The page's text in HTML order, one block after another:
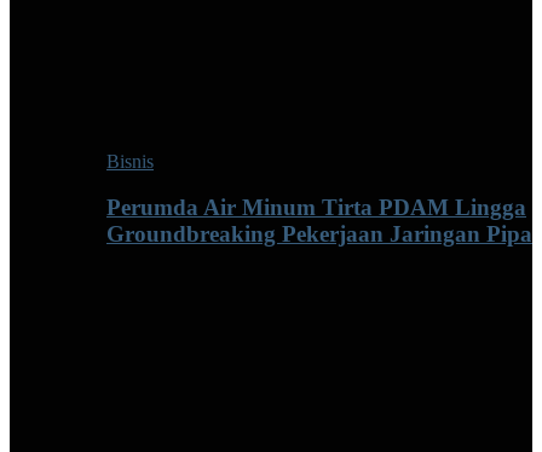
Bisnis
Perumda Air Minum Tirta PDAM Lingga
Groundbreaking Pekerjaan Jaringan Pipa